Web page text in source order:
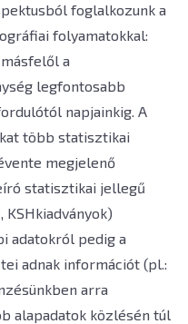
foglalkozunk a
folyamatokkal:
a
legfontosabb
napjainkig. A
több statisztikai
megjelenő
statisztikai jellegű
adatokról pedig a
adnak információt (pl.:
arra
alapadatok közlésén túl